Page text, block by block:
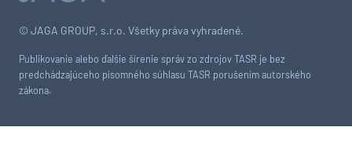
© JAGA GROUP, s.r.o. Všetky práva vyhradené.
Publikovanie alebo ďalšie šírenie správ zo zdrojov TASR je bez
predchádzajúceho písomného súhlasu TASR porušením autorského
zákona.